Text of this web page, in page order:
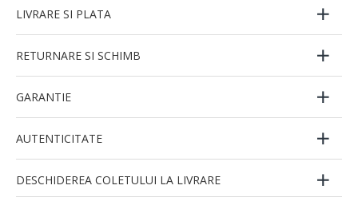
LIVRARE SI PLATA
RETURNARE SI SCHIMB
GARANTIE
AUTENTICITATE
DESCHIDEREA COLETULUI LA LIVRARE